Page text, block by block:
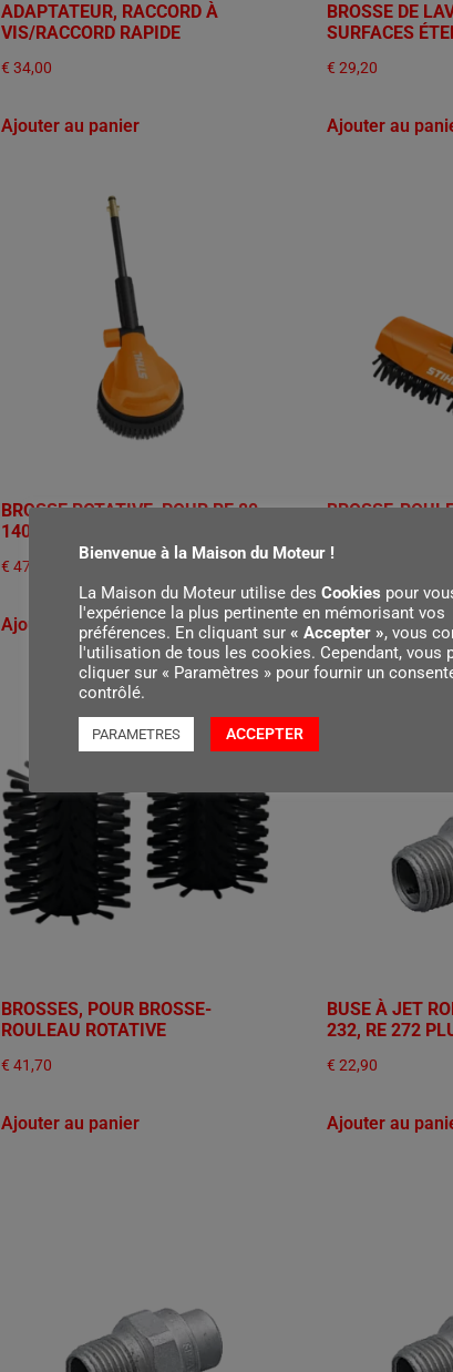
ADAPTATEUR, RACCORD À
VIS/RACCORD RAPIDE
€ 34,00
Ajouter au panier
BROSSE DE
SURFACES
€ 29,20
Ajouter au
BROSSE ROTATIVE, POUR RE 80 -
140, REA 60 - 100
€ 47,10
Ajouter au panier
BROSSE-
€
Ajouter au
BROSSES, POUR BROSSE-
ROULEAU ROTATIVE
€ 41,70
Ajouter au panier
BUSE À JET
232, RE 272
€ 22,90
Ajouter au
Bienvenue à la Maison du Moteur !
La Maison du Moteur utilise des Cookies pour
l'expérience la plus pertinente en mémorisant vos
préférences. En cliquant sur « Accepter », vous
l'utilisation de tous les cookies. Cependant, vous
cliquer sur « Paramètres » pour fournir un
contrôlé.
PARAMETRES ACCEPTER